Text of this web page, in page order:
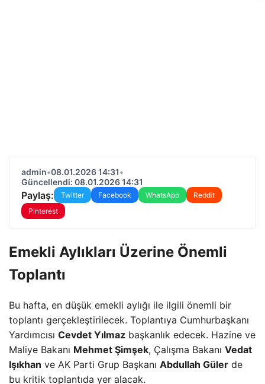
admin•08.01.2026 14:31•
Güncellendi: 08.01.2026 14:31
Paylaş: Twitter Facebook WhatsApp
Reddit
Pinterest
Emekli Aylıkları Üzerine Önemli
Toplantı
Bu hafta, en düşük emekli aylığı ile ilgili önemli bir
toplantı gerçekleştirilecek. Toplantıya Cumhurbaşkanı
Yardımcısı Cevdet Yılmaz başkanlık edecek. Hazine ve
Maliye Bakanı Mehmet Şimşek, Çalışma Bakanı Vedat
Işıkhan ve AK Parti Grup Başkanı Abdullah Güler de
bu kritik toplantıda yer alacak.